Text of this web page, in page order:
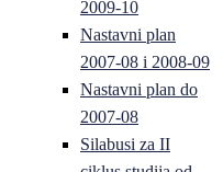
2009-10
Nastavni plan
2007-08 i 2008-09
Nastavni plan do
2007-08
Silabusi za II